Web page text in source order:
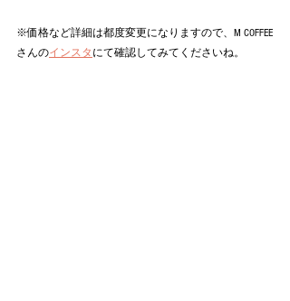
※価格など詳細は都度変更になりますので、M COFFEE
さんのインスタ にて確認してみてくださいね。